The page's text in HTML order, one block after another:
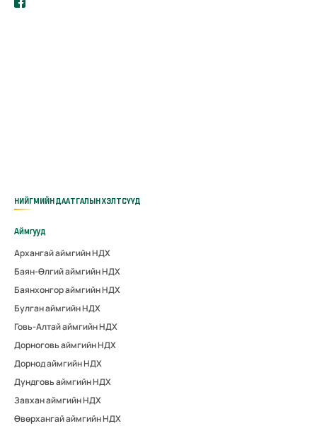
НИЙГМИЙН ДААТГАЛЫН ХЭЛТСҮҮД
Аймгууд
Архангай аймгийн НДХ
Баян-Өлгий аймгийн НДХ
Баянхонгор аймгийн НДХ
Булган аймгийн НДХ
Говь-Алтай аймгийн НДХ
Дорноговь аймгийн НДХ
Дорнод аймгийн НДХ
Дундговь аймгийн НДХ
Завхан аймгийн НДХ
Өвөрхангай аймгийн НДХ